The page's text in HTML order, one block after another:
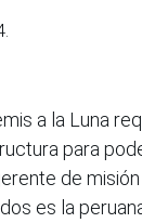
a la Luna
para
de
es la